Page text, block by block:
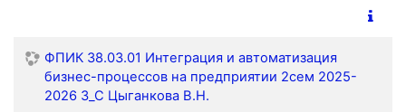
ФПИК 38.03.01 Интеграция и автоматизация
бизнес-процессов на предприятии 2сем 2025-
2026 З_С Цыганкова В.Н.